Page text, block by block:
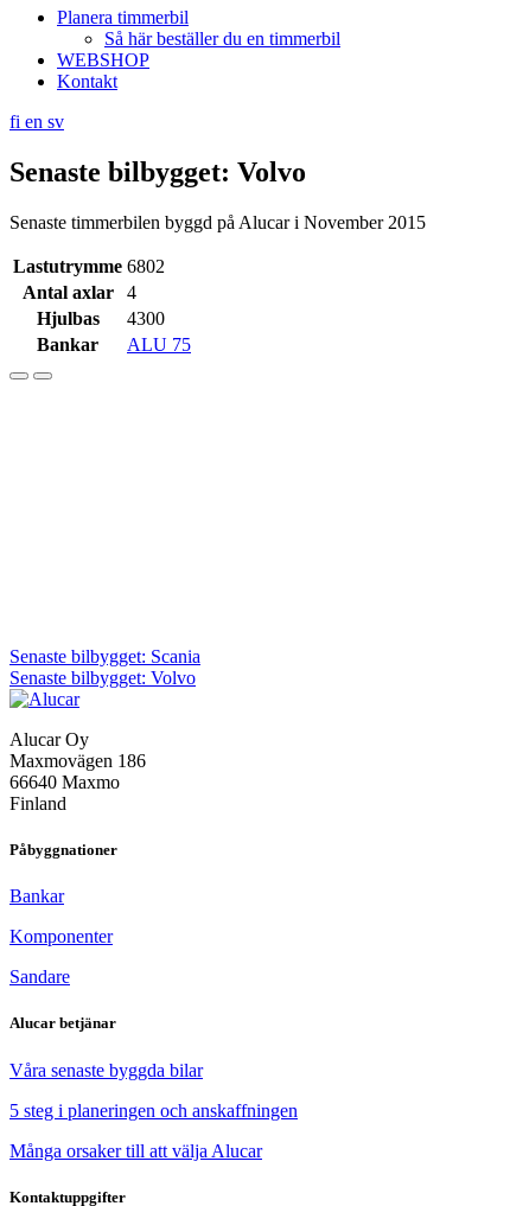
Planera timmerbil
Så här beställer du en timmerbil
WEBSHOP
Kontakt
fi en sv
Senaste bilbygget: Volvo
Senaste timmerbilen byggd på Alucar i November 2015
Lastutrymme 6802
Antal axlar
4
Hjulbas
4300
Bankar
ALU 75
Inläggsnavigering
Senaste bilbygget: Scania
Senaste bilbygget: Volvo
Alucar Oy
Maxmovägen 186
66640 Maxmo
Finland
Påbyggnationer
Bankar
Komponenter
Sandare
Alucar betjänar
Våra senaste byggda bilar
5 steg i planeringen och anskaffningen
Många orsaker till att välja Alucar
Kontaktuppgifter